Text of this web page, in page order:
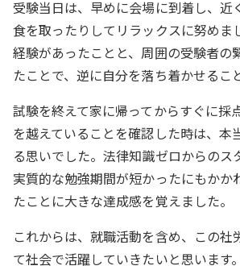
受験当日は、早めに会場に到着し、近
食を取ったりしてリラックスに努めま
経験があったことと、周囲の受験者の
たことで、逆に自分を落ち着かせるこ
試験を終えて家に帰ってからすぐに採
を越えていることを確認した時は、本
る思いでした。法律知識ゼロからのス
実質的な勉強期間が短かったにもかか
たことに大きな達成感を覚えました。
これからは、就職活動を含め、この社
て社会で活躍していきたいと思います